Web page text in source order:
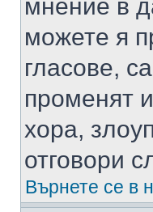
мнение в
можете я
гласове,
променят
хора,
отговори
Върнете се в